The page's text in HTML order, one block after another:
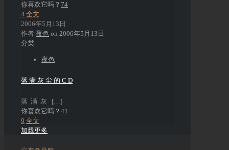
你喜欢它吗？ 74
4 全文
2006年5月13日
作者 夜色 on 2006年5月13日
分类
夜色
落 满 灰 尘 的 C D
落 满 灰
[…]
你喜欢它吗？ 41
9 全文
加载更多